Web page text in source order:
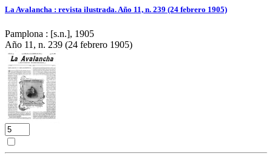
La Avalancha : revista ilustrada. Año 11, n. 239 (24 febrero 1905)
Pamplona : [s.n.], 1905
Año 11, n. 239 (24 febrero 1905)